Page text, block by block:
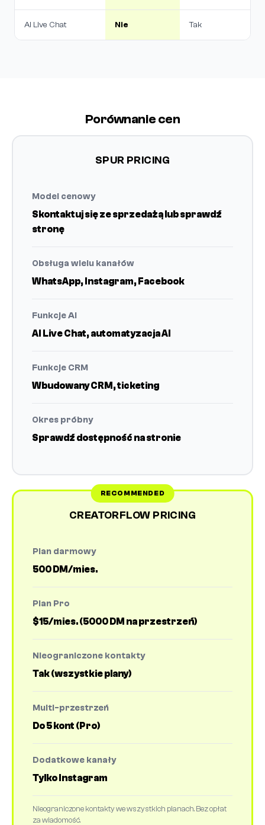
AI Live Chat Nie Tak
Porównanie cen
SPUR PRICING
Model cenowy
Skontaktuj się ze sprzedażą lub sprawdź
stronę
Obsługa wielu kanałów
WhatsApp, Instagram, Facebook
Funkcje AI
AI Live Chat, automatyzacja AI
Funkcje CRM
Wbudowany CRM, ticketing
Okres próbny
Sprawdź dostępność na stronie
CREATORFLOW PRICING
Plan darmowy
500 DM/mies.
Plan Pro
$15/mies. (5000 DM na przestrzeń)
Nieograniczone kontakty
Tak (wszystkie plany)
Multi-przestrzeń
Do 5 kont (Pro)
Dodatkowe kanały
Tylko Instagram
Nieograniczone kontakty we wszystkich planach. Bez opłat
za wiadomość.